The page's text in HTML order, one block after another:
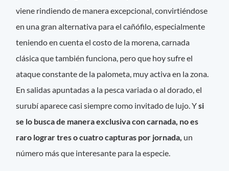
viene rindiendo de manera excepcional, convirtiéndose
en una gran alternativa para el cañófilo, especialmente
teniendo en cuenta el costo de la morena, carnada
clásica que también funciona, pero que hoy sufre el
ataque constante de la palometa, muy activa en la zona.
En salidas apuntadas a la pesca variada o al dorado, el
surubí aparece casi siempre como invitado de lujo. Ysi
se lo busca de manera exclusiva con carnada, no es
raro lograr tres o cuatro capturas por jornada, un
número más que interesante para la especie.